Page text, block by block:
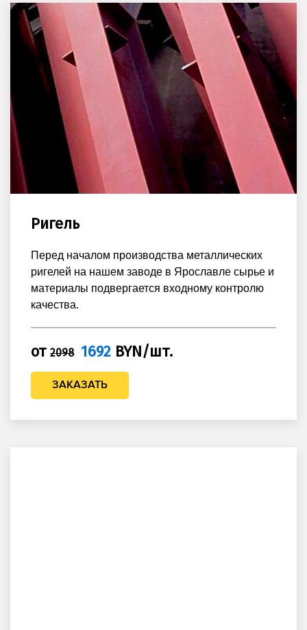
Ригель
Перед началом производства металлических
ригелей на нашем заводе в Ярославле сырье и
материалы подвергается входному контролю
качества.
от 2098 1692 BYN/шт.
ЗАКАЗАТЬ